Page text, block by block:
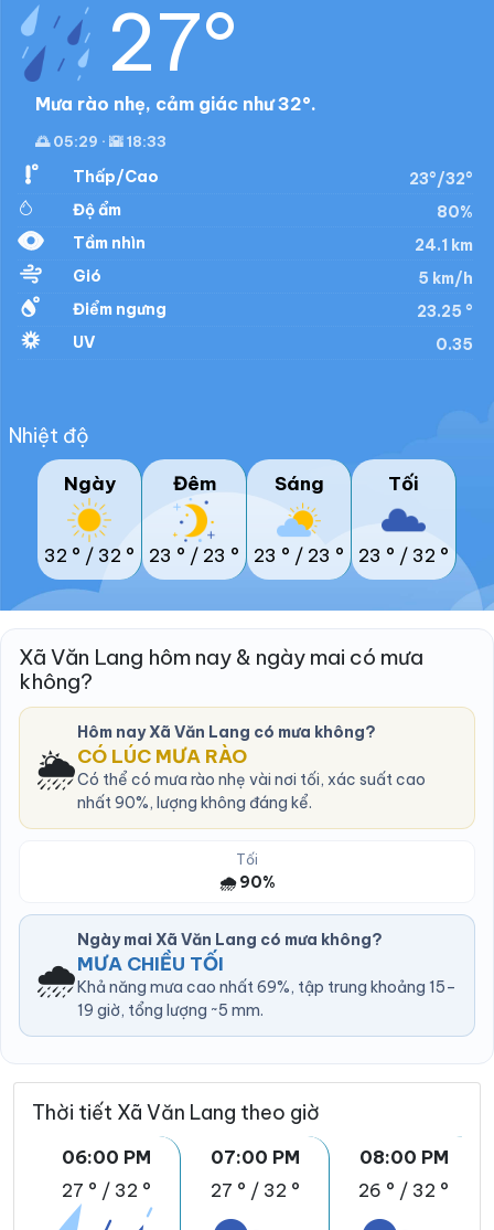
27°
Mưa rào nhẹ, cảm giác như 32°.
🌅 05:29 · 🌇 18:33
Thấp/Cao
23°/32°
Độ ẩm
80%
Tầm nhìn
24.1 km
Gió
5 km/h
Điểm ngưng
23.25 °
UV
0.35
Nhiệt độ
Ngày
32 ° / 32 °
Đêm
23 ° / 23 °
Sáng
23 ° / 23 °
Tối
23 ° / 32 °
Xã Văn Lang hôm nay & ngày mai có mưa
không?
🌦️
Hôm nay Xã Văn Lang có mưa không?
CÓ LÚC MƯA RÀO
Có thể có mưa rào nhẹ vài nơi tối, xác suất cao
nhất 90%, lượng không đáng kể.
Tối
🌧️ 90%
🌧️
Ngày mai Xã Văn Lang có mưa không?
MƯA CHIỀU TỐI
Khả năng mưa cao nhất 69%, tập trung khoảng 15–
19 giờ, tổng lượng ~5 mm.
Thời tiết Xã Văn Lang theo giờ
06:00 PM
27 ° / 32 °
07:00 PM
27 ° / 32 °
08:00 PM
26 ° / 32 °